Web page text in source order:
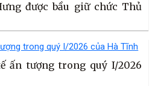
được bầu giữ chức Thủ
ấn tượng trong quý I/2026